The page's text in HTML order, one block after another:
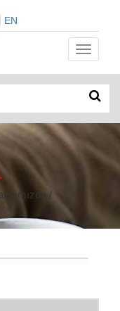
EN
/